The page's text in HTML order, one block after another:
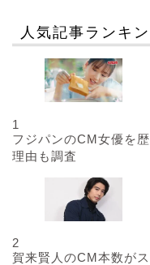
人気記事ランキ
1
フジパンのCM女優を
理由も調査
2
賀来賢人のCM本数が